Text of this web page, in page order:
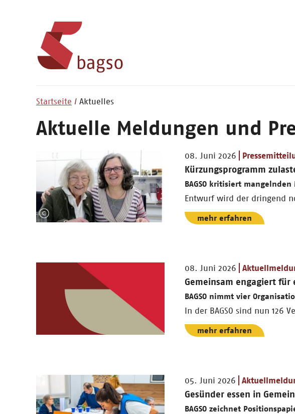
Startseite Aktuelles
Aktuelle Meldungen und
08. Juni 2026
Kürzungsprogramm
BAGSO kritisiert
Entwurf wird der dringend
mehr erfahren
08. Juni 2026
Gemeinsam engagiert für
BAGSO nimmt vier
In der BAGSO sind nun 126
mehr erfahren
05. Juni 2026
Gesünder essen in
BAGSO zeichnet